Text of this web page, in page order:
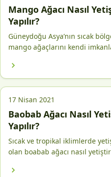
Mango Ağacı Nasıl
Yapılır?
Güneydoğu Asya’nın sıcak
mango ağaçlarını kendi
17 Nisan 2021
Baobab Ağacı Nasıl
Yapılır?
Sıcak ve tropikal iklimlerde
olan boabab ağacı nasıl